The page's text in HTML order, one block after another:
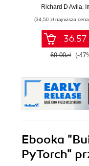
Richard D Avila,
(34,50 zł najniższa
36.57
69.00zł (-
Ebooka
PyTorch"